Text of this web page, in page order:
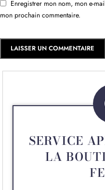
Enregistrer mon nom, mon e-
mon prochain commentaire.
SERVICE
LA